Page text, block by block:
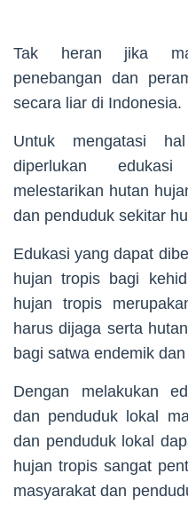
Tak heran jika
penebangan dan
secara liar di Indonesia.
Untuk mengatasi
diperlukan
melestarikan hutan
dan penduduk sekitar
Edukasi yang dapat
hujan tropis bagi
hujan tropis
harus dijaga serta
bagi satwa endemik
Dengan melakukan
dan penduduk lokal
dan penduduk lokal
hujan tropis sangat
masyarakat dan